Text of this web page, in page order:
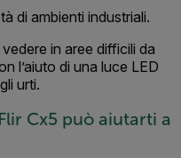
di ambienti industriali.
in aree difficili da
l’aiuto di una luce LED
urti.
Cx5 può aiutarti a